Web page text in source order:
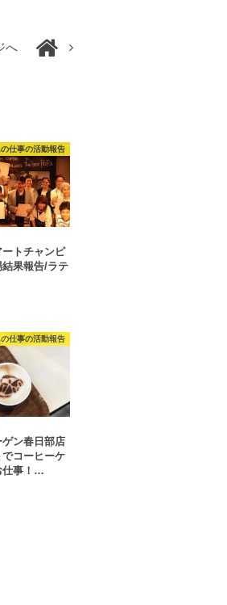
へ
仕事の活動報告
トチャンピ
果報告/ラテ
仕事の活動報告
ン春日部店
でコーヒーケ
仕事！…